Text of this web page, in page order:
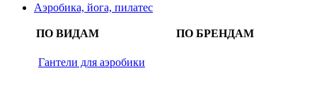
Аэробика, йога, пилатес
ПО ВИДАМ ПО БРЕНДАМ
Гантели для аэробики